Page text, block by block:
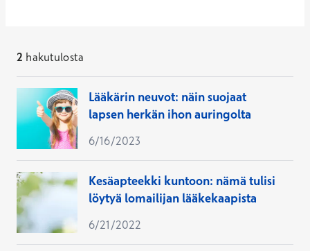
2 hakutulosta
Lääkärin neuvot: näin suojaat
lapsen herkän ihon auringolta
6/16/2023
Kesäapteekki kuntoon: nämä tulisi
löytyä lomailijan lääkekaapista
6/21/2022